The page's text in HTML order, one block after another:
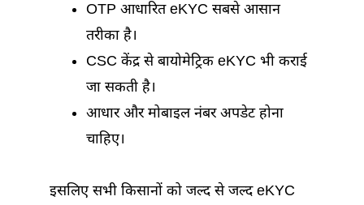
OTP आधारित eKYC सबसे आसान
तरीका है।
CSC केंद्र से बायोमेट्रिक eKYC भी कराई
जा सकती है।
आधार और मोबाइल नंबर अपडेट होना
चाहिए।
इसलिए सभी किसानों को जल्द से जल्द eKYC